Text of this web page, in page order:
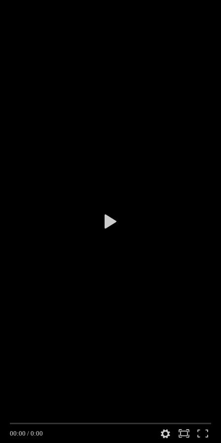
00:00 / 0:00